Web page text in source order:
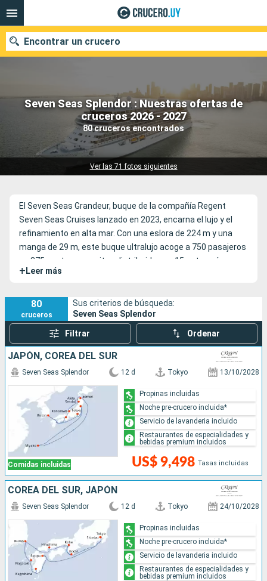
Seven Seas Splendor : Nuestras ofertas de
cruceros 2026 - 2027
80 cruceros encontrados
Ver las 71 fotos siguientes
Encontrar un crucero
Nuestros destinos
Fecha de salida
El Seven Seas Grandeur, buque de la compañía Regent
Seven Seas Cruises lanzado en 2023, encarna el lujo y el
refinamiento en alta mar. Con una eslora de 224 m y una
manga de 29 m, este buque ultralujo acoge a 750 pasajeros
en 375 suntuosas suites distribuidas en 15 categorías,
todas con balcones privados que te ofrecen una vista
prestigiosas obras de arte, incluyendo originales de Picasso
y Miró, que añaden un toque artístico. Con 7 cubiertas
accesibles para ti y una tripulación atenta de 540
miembros, cada detalle está diseñado para brindarte una
comodidad excepcional y una experiencia sin igual. El Seven
Seas Grandeur cuenta con dos buques gemelos, elSeven
Seas Explorery elSeven Seas Splendor
+ Leer más
80
cruceros
Sus criterios de búsqueda:
Seven Seas Splendor
Filtrar Ordenar
JAPÓN, COREA DEL SUR
Comidas incluidas
Seven Seas Splendor 12 d Tokyo 13/10/2028
US$ 9,498 Tasas incluidas
Propinas incluidas
Noche pre-crucero incluida*
Servicio de lavanderia incluido
Restaurantes de especialidades y
bebidas premium incluidos
COREA DEL SUR, JAPÓN
Seven Seas Splendor 12 d Tokyo 24/10/2028
Propinas incluidas
Noche pre-crucero incluida*
Servicio de lavanderia incluido
Restaurantes de especialidades y
bebidas premium incluidos